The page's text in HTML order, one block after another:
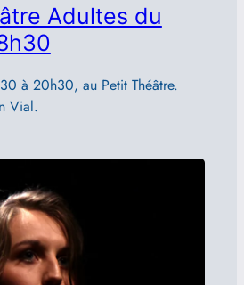
Adultes du
à 20h30, au Petit Théâtre.
Vial.